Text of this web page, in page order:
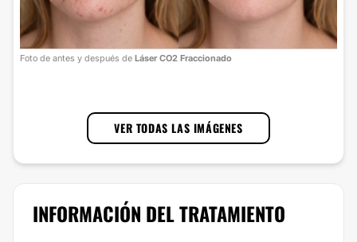
Foto de antes y después de Láser CO2 Fraccionado
VER TODAS LAS IMÁGENES
INFORMACIÓN DEL TRATAMIENTO